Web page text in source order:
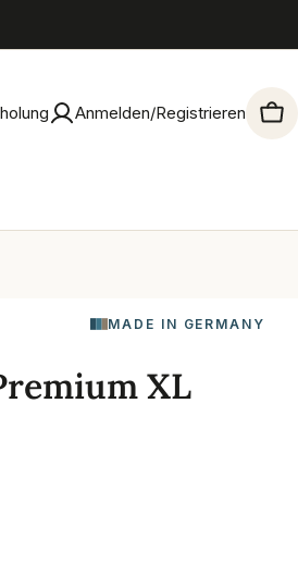
Anmelden/Registrieren
MADE IN GERMANY
XL